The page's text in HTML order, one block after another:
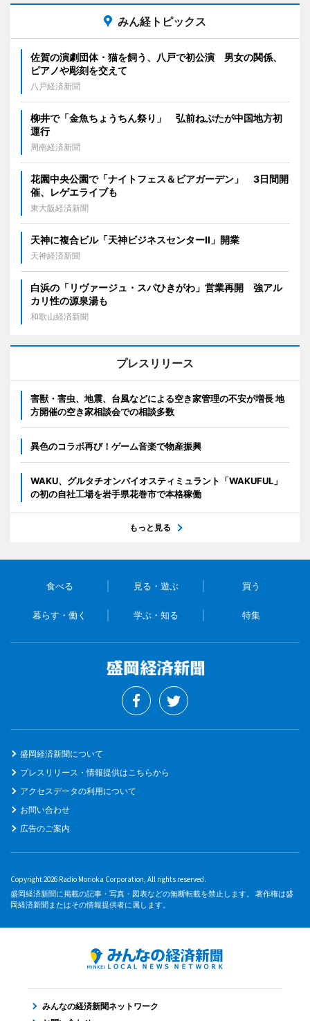
みん経トピックス
佐賀の演劇団体・猫を飼う、八戸で初公演 男女の関係、
ピアノや彫刻を交えて
八戸経済新聞
柳井で「金魚ちょうちん祭り」 弘前ねぷたが中国地方初
運行
周南経済新聞
花園中央公園で「ナイトフェス＆ビアガーデン」 3日間開
催、レゲエライブも
東大阪経済新聞
天神に複合ビル「天神ビジネスセンターII」開業
天神経済新聞
白浜の「リヴァージュ・スパひきがわ」営業再開 強アル
カリ性の源泉湯も
和歌山経済新聞
プレスリリース
害獣・害虫、地震、台風などによる空き家管理の不安が増長 地
方開催の空き家相談会での相談多数
異色のコラボ再び！ゲーム音楽で物産振興
WAKU、グルタチオンバイオスティミュラント「WAKUFUL」
の初の自社工場を岩手県花巻市で本格稼働
もっと見る
食べる 見る・遊ぶ 買う
暮らす・働く 学ぶ・知る 特集
盛岡経済新聞について
プレスリリース・情報提供はこちらから
アクセスデータの利用について
お問い合わせ
広告のご案内
Copyright 2026 Radio Morioka Corporation, All rights reserved.
盛岡経済新聞に掲載の記事・写真・図表などの無断転載を禁止します。 著作権は盛
岡経済新聞またはその情報提供者に属します。
みんなの経済新聞ネットワーク